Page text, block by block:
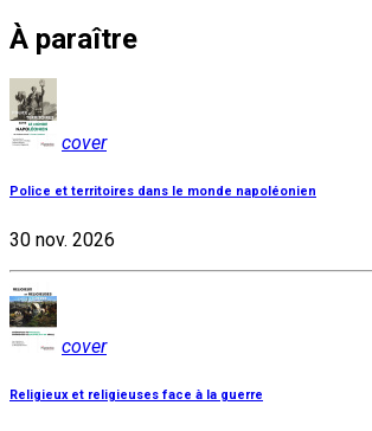
À paraître
cover
Police et territoires dans le monde napoléonien
30 nov. 2026
cover
Religieux et religieuses face à la guerre